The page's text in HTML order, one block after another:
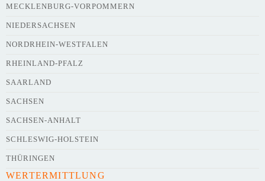
MECKLENBURG-VORPOMMERN
NIEDERSACHSEN
NORDRHEIN-WESTFALEN
RHEINLAND-PFALZ
SAARLAND
SACHSEN
SACHSEN-ANHALT
SCHLESWIG-HOLSTEIN
THÜRINGEN
WERTERMITTLUNG